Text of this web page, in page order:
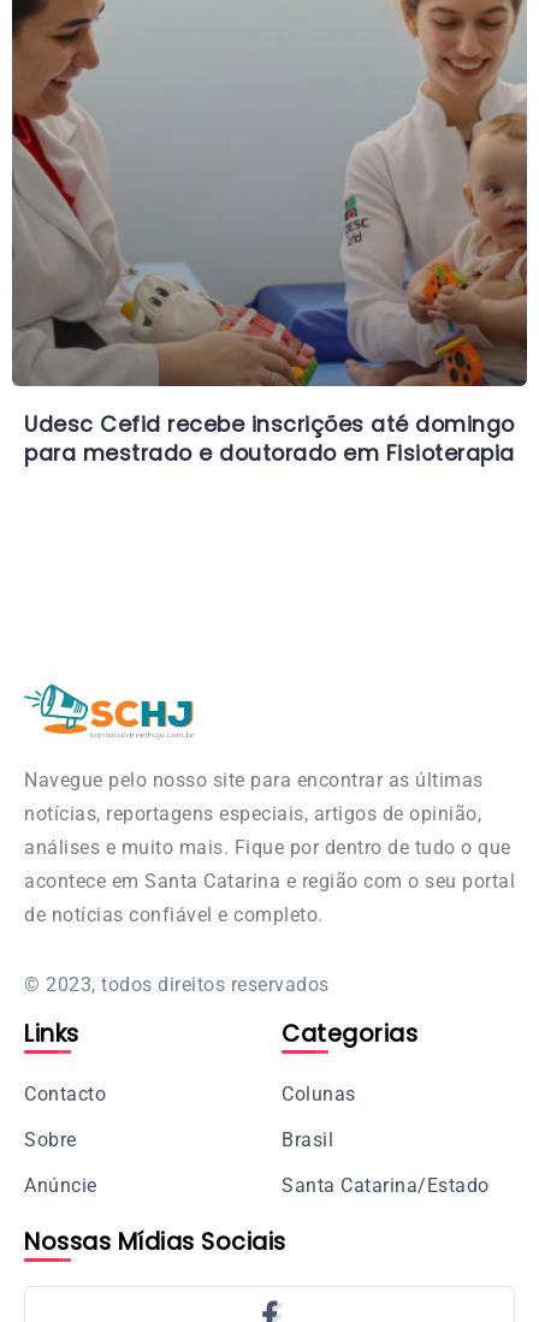
Udesc Cefid recebe inscrições até domingo
para mestrado e doutorado em Fisioterapia
Navegue pelo nosso site para encontrar as últimas
notícias, reportagens especiais, artigos de opinião,
análises e muito mais. Fique por dentro de tudo o que
acontece em Santa Catarina e região com o seu portal
de notícias confiável e completo.
© 2023, todos direitos reservados
Links
Contacto
Sobre
Anúncie
Categorias
Colunas
Brasil
Santa Catarina/Estado
Nossas Mídias Sociais